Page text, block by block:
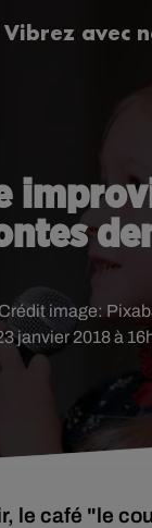
Vibrez avec
janvier 2018 à
Crédit image:
le café "le